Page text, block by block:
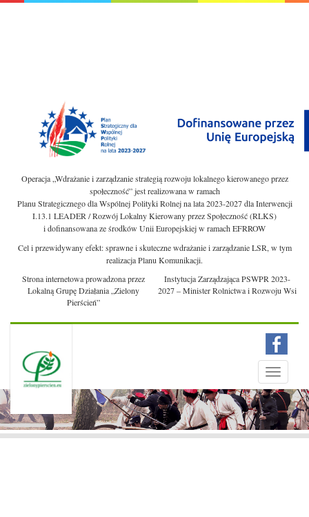
Operacja „Wdrażanie i zarządzanie strategią rozwoju lokalnego kierowanego przez
społeczność” jest realizowana w ramach
Planu Strategicznego dla Wspólnej Polityki Rolnej na lata 2023-2027 dla Interwencji
I.13.1 LEADER / Rozwój Lokalny Kierowany przez Społeczność (RLKS)
i dofinansowana ze środków Unii Europejskiej w ramach EFRROW
Cel i przewidywany efekt: sprawne i skuteczne wdrażanie i zarządzanie LSR, w tym
realizacja Planu Komunikacji.
Strona internetowa prowadzona przez
Lokalną Grupę Działania „Zielony
Pierścień”
Instytucja Zarządzająca PSWPR 2023-
2027 – Minister Rolnictwa i Rozwoju Wsi
Toggle
Menu